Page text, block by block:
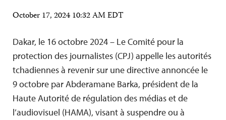
October 17, 2024 10:32 AM EDT
Dakar, le 16 octobre 2024 – Le Comité pour la
protection des journalistes (CPJ) appelle les autorités
tchadiennes à revenir sur une directive annoncée le
9 octobre par Abderamane Barka, président de la
Haute Autorité de régulation des médias et de
l’audiovisuel (HAMA), visant à suspendre ou à